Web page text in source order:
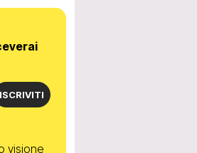
ISCRIVITI
visione